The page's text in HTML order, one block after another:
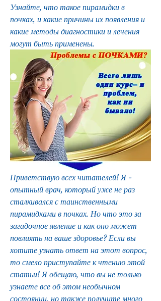
Узнайте, что такое пирамидки в
почках, и какие причины их появления и
какие методы диагностики и лечения
могут быть применены.
Приветствую всех читателей! Я -
опытный врач, который уже не раз
сталкивался с таинственными
пирамидками в почках. Но что это за
загадочное явление и как оно может
повлиять на ваше здоровье? Если вы
хотите узнать ответ на этот вопрос,
то смело приступайте к чтению этой
статьи! Я обещаю, что вы не только
узнаете все об этом необычном
состоянии, но также получите много